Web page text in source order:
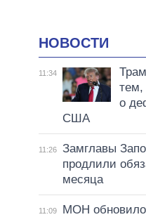
НОВОСТИ
11:34
тем,
о
США
11:26
Замглавы
продлили
месяца
11:09
МОН обновило